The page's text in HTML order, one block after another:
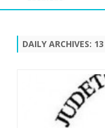
DAILY ARCHIVES: